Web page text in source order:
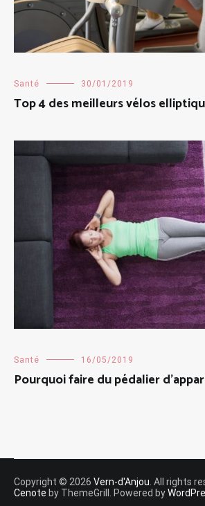
Santé 30/01/2019
Top 4 des meilleurs vélos
Santé 16/05/2019
Pourquoi faire du pédalier
Copyright © 2026 Vern-d'Anjou . All rights
Cenote by ThemeGrill. Powered by